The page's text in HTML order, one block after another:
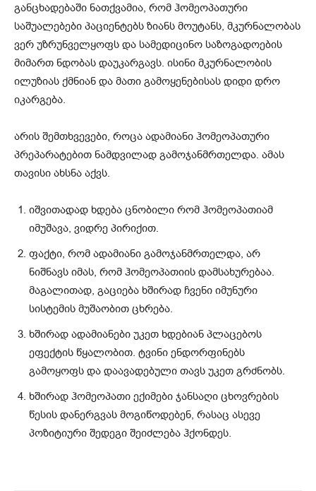
განცხადებაში ნათქვამია, რომ ჰომეოპათური
საშუალებები პაციენტებს ზიანს მოუტანს, მკურნალობას
ვერ უზრუნველყოფს და სამედიცინო საზოგადოების
მიმართ ნდობას დაუკარგავს. ისინი მკურნალობის
ილუზიას ქმნიან და მათი გამოყენებისას დიდი დრო
იკარგება.
არის შემთხვევები, როცა ადამიანი ჰომეოპათური
პრეპარატებით ნამდვილად გამოჯანმრთელდა. ამას
თავისი ახსნა აქვს.
იშვითადად ხდება ცნობილი რომ ჰომეოპათიამ
იმუშავა, ვიდრე პირიქით.
ფაქტი, რომ ადამიანი გამოჯანმრთელდა, არ
ნიშნავს იმას, რომ ჰომეოპათიის დამსახურებაა.
მაგალითად, გაციება ხშირად ჩვენი იმუნური
სისტემის მუშაობით ცხრება.
ხშირად ადამიანები უკეთ ხდებიან პლაცებოს
ეფექტის წყალობით. ტვინი ენდორფინებს
გამოყოფს და დაავადებული თავს უკეთ გრძნობს.
ხშირად ჰომეოპათი ექიმები ჯანსაღი ცხოვრების
წესის დანერგვას მოგიწოდებენ, რასაც ასევე
პოზიტიური შედეგი შეიძლება ჰქონდეს.